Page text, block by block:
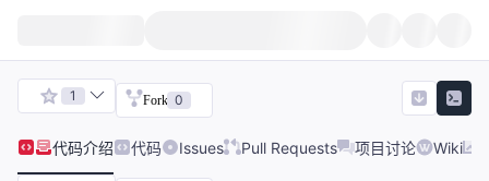
1 Fork 0
代码介绍 代码 Issues Pull Requests 项目讨论 Wiki